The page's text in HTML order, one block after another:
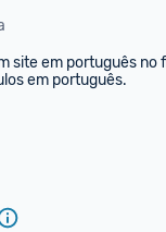
em português
em português.